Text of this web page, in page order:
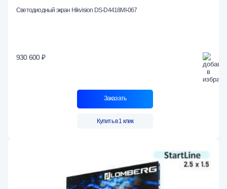
Светодиодный экран Hikvision DS-D4418MI-067
930 600 ₽
Заказать
Купить в 1 клик